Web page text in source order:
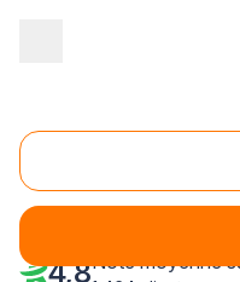
Cabinet de conseil
4,8Note moyenne